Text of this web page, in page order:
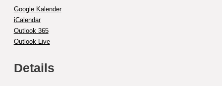
Google Kalender
iCalendar
Outlook 365
Outlook Live
Details